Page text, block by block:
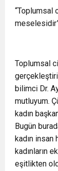
Toplumsal
bilimci Dr.
mutluyum.
kadın
Bugün
kadın insan
kadınların
eşitlikten